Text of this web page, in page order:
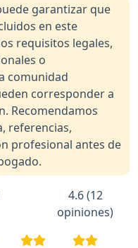
garantizar que
en este
requisitos legales,
o
comunidad
corresponder a
Recomendamos
referencias,
profesional antes de
4.6 (12
opiniones)